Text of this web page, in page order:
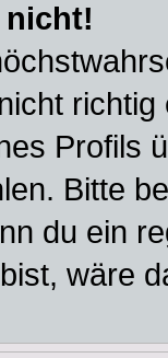
nicht!
Profils
Bitte
du ein
wäre